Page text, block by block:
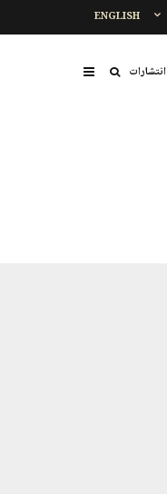
ENGLISH
انتشارات